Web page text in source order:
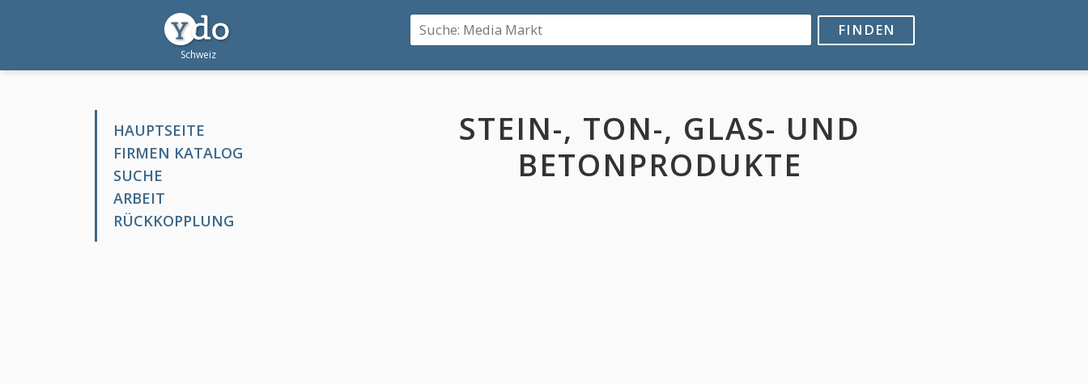
FINDEN
HAUPTSEITE
FIRMEN KATALOG
SUCHE
ARBEIT
RÜCKKOPPLUNG
STEIN-, TON-, GLAS- UND
BETONPRODUKTE